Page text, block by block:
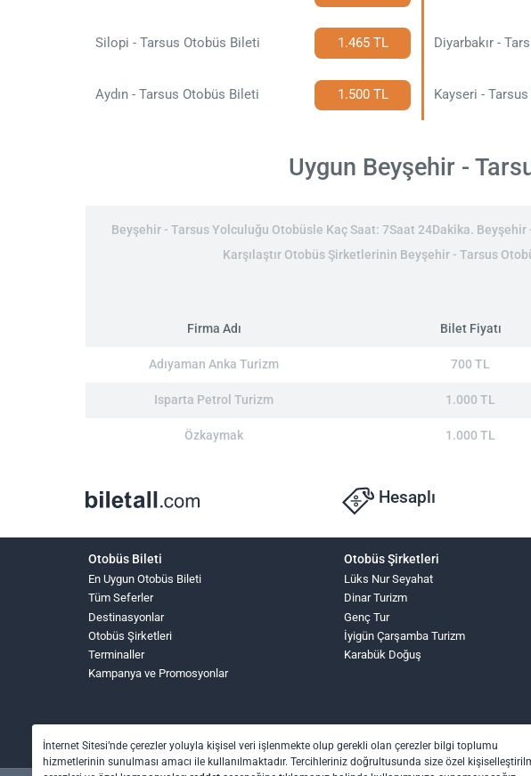
Silopi - Tarsus Otobüs Bileti 1.465 TL Diyarbakır -
Aydın - Tarsus Otobüs Bileti 1.500 TL Kayseri -
Uygun Beyşehir -
Beyşehir - Tarsus Yolculuğu Otobüsle Kaç Saat: 7Saat 24Dakika.
Karşılaştır Otobüs Şirketlerinin Beyşehir - Tarsus
Firma Adı Bilet Fiyatı
Adıyaman Anka Turizm 700 TL
Isparta Petrol Turizm 1.000 TL
Özkaymak 1.000 TL
Hesaplı
Otobüs Bileti
En Uygun Otobüs Bileti
Tüm Seferler
Destinasyonlar
Otobüs Şirketleri
Terminaller
Kampanya ve Promosyonlar
Otobüs Şirketleri
Lüks Nur Seyahat
Dinar Turizm
Genç Tur
İyigün Çarşamba Turizm
Karabük Doğuş
İnternet Sitesi’nde çerezler yoluyla kişisel veri işlenmekte olup gerekli olan çerezler bilgi toplumu
hizmetlerinin sunulması amacı ile kullanılmaktadır. Tercihleriniz doğrultusunda size özel